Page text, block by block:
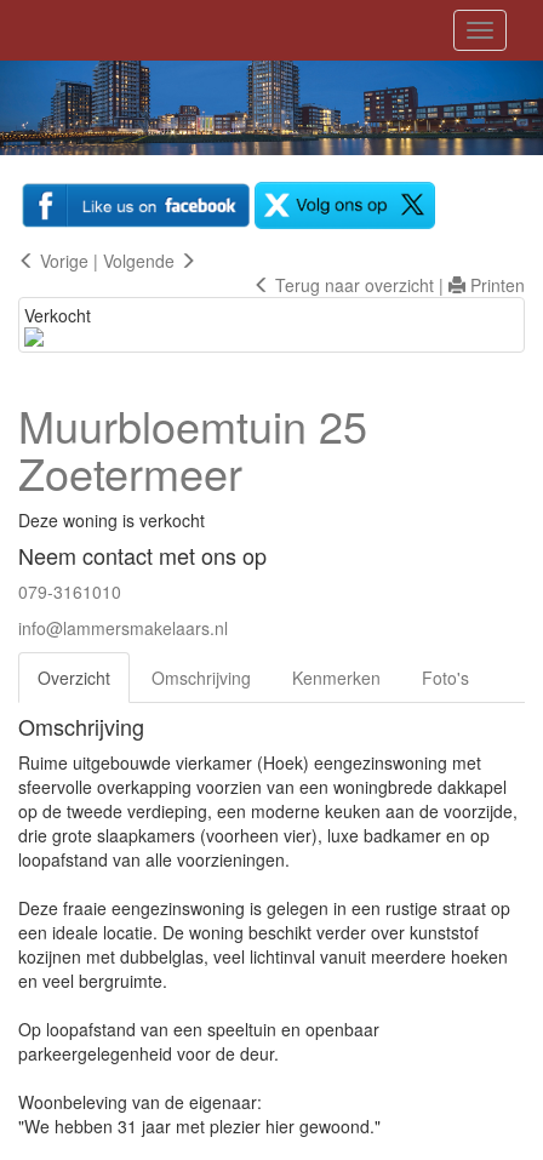
Toggle
Vorige | Volgende
Terug naar overzicht |
Printen
Verkocht
Muurbloemtuin 25
Zoetermeer
Deze woning is verkocht
Neem contact met ons op
079-3161010
info@lammersmakelaars.nl
Overzicht Omschrijving Kenmerken Foto's
Omschrijving
Ruime uitgebouwde vierkamer (Hoek) eengezinswoning met
sfeervolle overkapping voorzien van een woningbrede dakkapel
op de tweede verdieping, een moderne keuken aan de voorzijde,
drie grote slaapkamers (voorheen vier), luxe badkamer en op
loopafstand van alle voorzieningen.
Deze fraaie eengezinswoning is gelegen in een rustige straat op
een ideale locatie. De woning beschikt verder over kunststof
kozijnen met dubbelglas, veel lichtinval vanuit meerdere hoeken
en veel bergruimte.
Op loopafstand van een speeltuin en openbaar
parkeergelegenheid voor de deur.
Woonbeleving van de eigenaar:
"We hebben 31 jaar met plezier hier gewoond."